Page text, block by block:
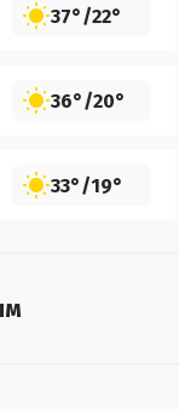
37°/22°
36°/20°
33°/19°